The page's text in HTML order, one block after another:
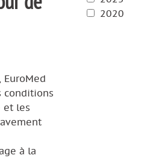
2020
EuroMed
conditions
et les
à la